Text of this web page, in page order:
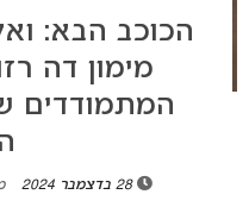
הכוכב הבא:
מימון דה
המתמודדים
28 בדצמבר 2024